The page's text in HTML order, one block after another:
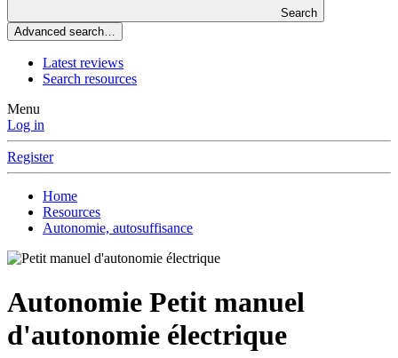
Search
Advanced search…
Latest reviews
Search resources
Menu
Log in
Register
Home
Resources
Autonomie, autosuffisance
Autonomie Petit manuel
d'autonomie électrique